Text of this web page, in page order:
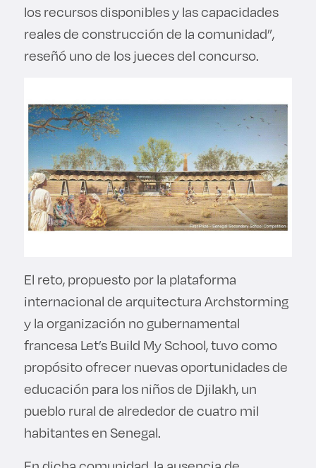
los recursos disponibles y las capacidades
reales de construcción de la comunidad”,
reseñó uno de los jueces del concurso.
El reto, propuesto por la plataforma
internacional de arquitectura Archstorming
y la organización no gubernamental
francesa Let’s Build My School, tuvo como
propósito ofrecer nuevas oportunidades de
educación para los niños de Djilakh, un
pueblo rural de alrededor de cuatro mil
habitantes en Senegal.